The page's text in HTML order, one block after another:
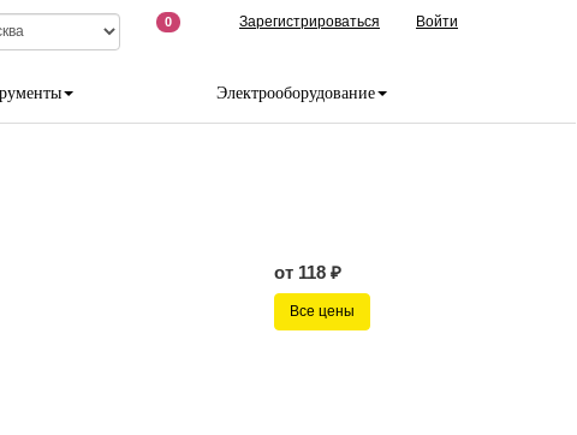
0 Зарегистрироваться Войти
Электрооборудование
от 118 ₽
Все цены